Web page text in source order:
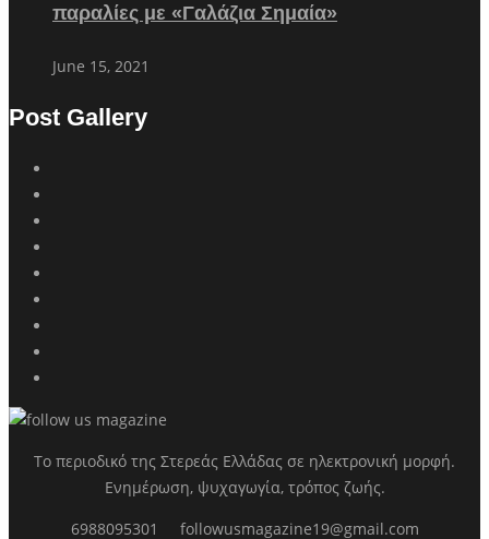
παραλίες με «Γαλάζια Σημαία»
June 15, 2021
Post Gallery
Το περιοδικό της Στερεάς Ελλάδας σε ηλεκτρονική μορφή.
Ενημέρωση, ψυχαγωγία, τρόπος ζωής.
6988095301 followusmagazine19@gmail.com